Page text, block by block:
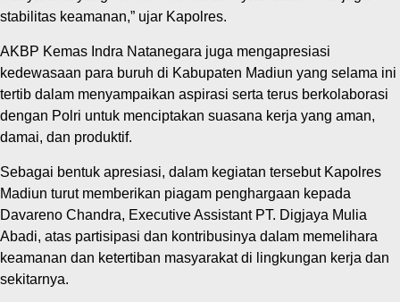
stabilitas keamanan,” ujar Kapolres.
AKBP Kemas Indra Natanegara juga mengapresiasi
kedewasaan para buruh di Kabupaten Madiun yang selama ini
tertib dalam menyampaikan aspirasi serta terus berkolaborasi
dengan Polri untuk menciptakan suasana kerja yang aman,
damai, dan produktif.
Sebagai bentuk apresiasi, dalam kegiatan tersebut Kapolres
Madiun turut memberikan piagam penghargaan kepada
Davareno Chandra, Executive Assistant PT. Digjaya Mulia
Abadi, atas partisipasi dan kontribusinya dalam memelihara
keamanan dan ketertiban masyarakat di lingkungan kerja dan
sekitarnya.